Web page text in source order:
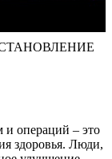
и операций – это
здоровья. Люди,